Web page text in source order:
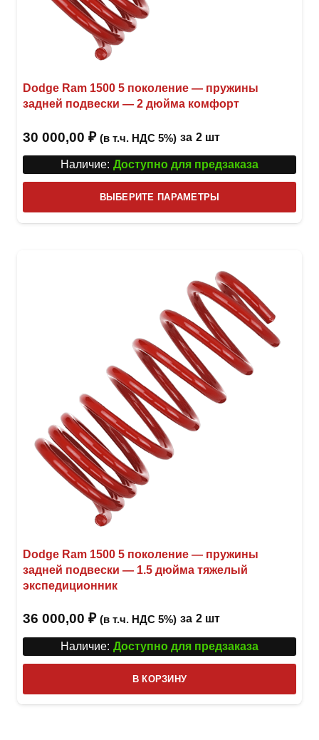
Dodge Ram 1500 5 поколение — пружины
задней подвески — 2 дюйма комфорт
30 000,00 ₽ (в т.ч. НДС 5%) за 2 шт
Наличие: Доступно для предзаказа
ВЫБЕРИТЕ ПАРАМЕТРЫ
товар
Dodge Ram 1500 5 поколение — пружины
задней подвески — 1.5 дюйма тяжелый
экспедиционник
36 000,00 ₽ (в т.ч. НДС 5%) за 2 шт
Наличие: Доступно для предзаказа
В КОРЗИНУ